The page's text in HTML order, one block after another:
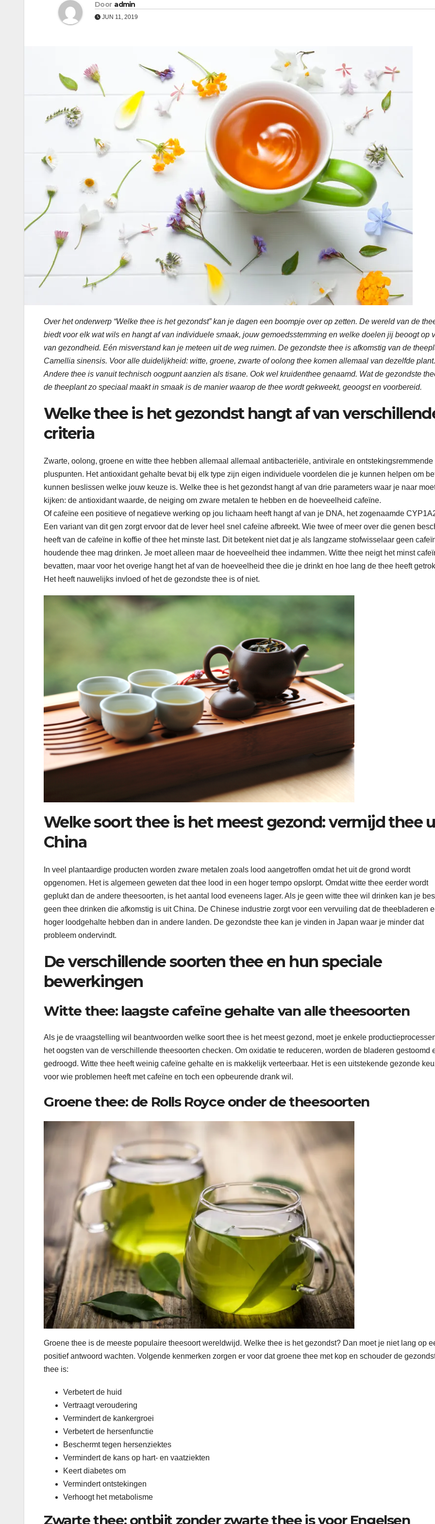
Door admin
JUN 11, 2019
Over het onderwerp “Welke thee is het gezondst” kan je dagen een boompje over op zetten. De wereld van de
biedt voor elk wat wils en hangt af van individuele smaak, jouw gemoedsstemming en welke doelen jij beoogt op
van gezondheid. Eén misverstand kan je meteen uit de weg ruimen. De gezondste thee is afkomstig van de
Camellia sinensis. Voor alle duidelijkheid: witte, groene, zwarte of oolong thee komen allemaal van dezelfde plant.
Andere thee is vanuit technisch oogpunt aanzien als tisane. Ook wel kruidenthee genaamd. Wat de gezondste
de theeplant zo speciaal maakt in smaak is de manier waarop de thee wordt gekweekt, geoogst en voorbereid.
Welke thee is het gezondst hangt af van
criteria
Zwarte, oolong, groene en witte thee hebben allemaal allemaal antibacteriële, antivirale en ontstekingsremmende
pluspunten. Het antioxidant gehalte bevat bij elk type zijn eigen individuele voordelen die je kunnen helpen om
kunnen beslissen welke jouw keuze is. Welke thee is het gezondst hangt af van drie parameters waar je naar
kijken: de antioxidant waarde, de neiging om zware metalen te hebben en de hoeveelheid cafeïne.
Of cafeïne een positieve of negatieve werking op jou lichaam heeft hangt af van je DNA, het zogenaamde
Een variant van dit gen zorgt ervoor dat de lever heel snel cafeïne afbreekt. Wie twee of meer over die genen
heeft van de cafeïne in koffie of thee het minste last. Dit betekent niet dat je als langzame stofwisselaar geen
houdende thee mag drinken. Je moet alleen maar de hoeveelheid thee indammen. Witte thee neigt het minst
bevatten, maar voor het overige hangt het af van de hoeveelheid thee die je drinkt en hoe lang de thee heeft
Het heeft nauwelijks invloed of het de gezondste thee is of niet.
Welke soort thee is het meest gezond: vermijd thee
China
In veel plantaardige producten worden zware metalen zoals lood aangetroffen omdat het uit de grond wordt
opgenomen. Het is algemeen geweten dat thee lood in een hoger tempo opslorpt. Omdat witte thee eerder wordt
geplukt dan de andere theesoorten, is het aantal lood eveneens lager. Als je geen witte thee wil drinken kan je
geen thee drinken die afkomstig is uit China. De Chinese industrie zorgt voor een vervuiling dat de theebladeren
hoger loodgehalte hebben dan in andere landen. De gezondste thee kan je vinden in Japan waar je minder dat
probleem ondervindt.
De verschillende soorten thee en hun speciale
bewerkingen
Witte thee: laagste cafeïne gehalte van alle theesoorten
Als je de vraagstelling wil beantwoorden welke soort thee is het meest gezond, moet je enkele
het oogsten van de verschillende theesoorten checken. Om oxidatie te reduceren, worden de bladeren gestoomd
gedroogd. Witte thee heeft weinig cafeïne gehalte en is makkelijk verteerbaar. Het is een uitstekende gezonde
voor wie problemen heeft met cafeïne en toch een opbeurende drank wil.
Groene thee: de Rolls Royce onder de theesoorten
Groene thee is de meeste populaire theesoort wereldwijd. Welke thee is het gezondst? Dan moet je niet lang op
positief antwoord wachten. Volgende kenmerken zorgen er voor dat groene thee met kop en schouder de
thee is:
Verbetert de huid
Vertraagt veroudering
Vermindert de kankergroei
Verbetert de hersenfunctie
Beschermt tegen hersenziektes
Vermindert de kans op hart- en vaatziekten
Keert diabetes om
Vermindert ontstekingen
Verhoogt het metabolisme
Zwarte thee: ontbijt zonder zwarte thee is voor Engelsen